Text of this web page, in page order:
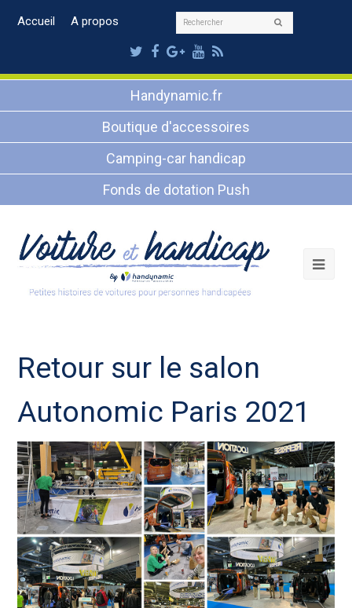
Accueil A propos Rechercher
Twitter
Facebook
Google
Plus
Youtube
RSS
Handynamic.fr
Boutique d'accessoires
Camping-car handicap
Fonds de dotation Push
Retour sur le salon
Autonomic Paris 2021